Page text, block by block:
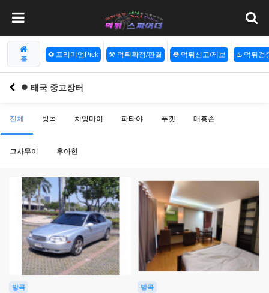
홈 ⚽️ 프리미엄Pick ⚒️ 먹튀확정/판결 ⛑️ 먹튀신고/제보 ♨️ 먹튀검
⏺️ 태국 중고장터
전체 방콕 치앙마이 파타야 푸켓 매홍손
코사무이 후아힌
방콕 방콕